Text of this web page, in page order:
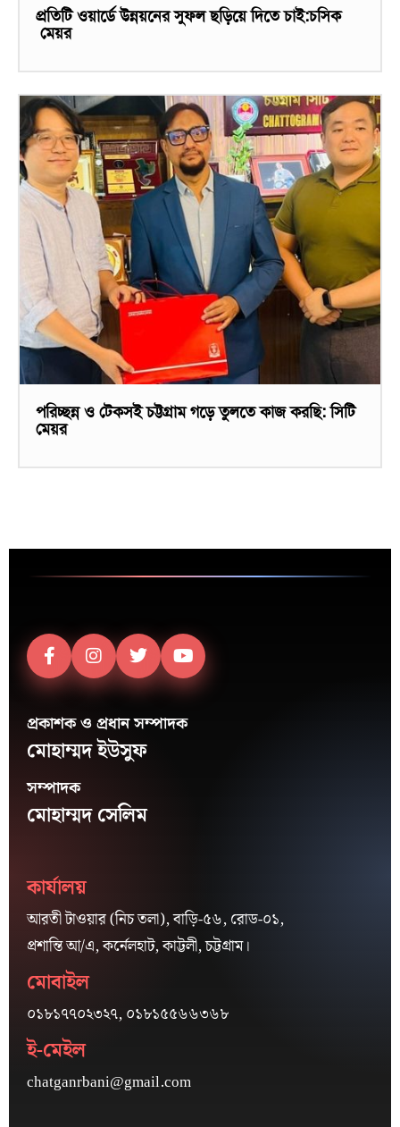
প্রতিটি ওয়ার্ডে উন্নয়নের সুফল ছড়িয়ে দিতে চাই:চসিক
মেয়র
পরিচ্ছন্ন ও টেকসই চট্টগ্রাম গড়ে তুলতে কাজ করছি: সিটি
মেয়র
প্রকাশক ও প্রধান সম্পাদক
মোহাম্মদ ইউসুফ
সম্পাদক
মোহাম্মদ সেলিম
কার্যালয়
আরতী টাওয়ার (নিচ তলা), বাড়ি-৫৬, রোড-০১,
প্রশান্তি আ/এ, কর্নেলহাট, কাট্টলী, চট্টগ্রাম।
মোবাইল
০১৮১৭৭০২৩২৭, ০১৮১৫৫৬৬৩৬৮
ই-মেইল
chatganrbani@gmail.com